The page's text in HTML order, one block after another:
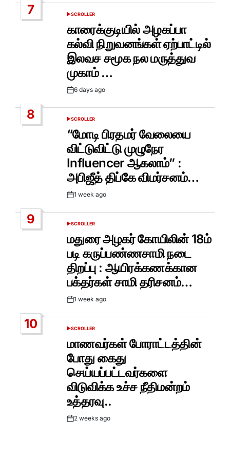
7
POSTED
SCROLLER
காரைக்குடியில் அழகப்பா
கல்வி நிறுவனங்கள் ஏற்பாட்டில்
இலவச சமூக நல மருத்துவ
முகாம் …
Post6 days ago
8
POSTED
IN
SCROLLER
“மோடி பிரதமர் வேலையை
விட்டுவிட்டு முழுநேர
Influencer ஆகலாம்” :
அபிஜீத் திப்கே விமர்சனம்…
Post1 week ago
9
POSTED
SCROLLER
மதுரை அழகர் கோயிலின் 18ம்
படி கருப்பண்ணசாமி நடை
திறப்பு : ஆயிரக்கணக்கான
பக்தர்கள் சாமி தரிசனம்…
Post1 week ago
10
POSTED
SCROLLER
மாணவர்கள் போராட்டத்தின்
போது கைது
செய்யப்பட்டவர்களை
விடுவிக்க உச்ச நீதிமன்றம்
உத்தரவு..
Post2 weeks ago